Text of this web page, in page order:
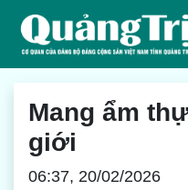
Mang ẩm
giới
06:37, 20/02/2026